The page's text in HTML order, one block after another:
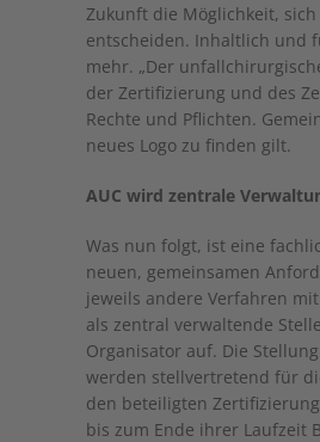
Zukunft die Möglichkeit,
entscheiden. Inhaltlich und
mehr. „Der
der Zertifizierung und des
Rechte und Pflichten.
neues Logo zu finden gilt.
AUC wird zentrale
Was nun folgt, ist eine
neuen, gemeinsamen
jeweils andere Verfahren
als zentral verwaltende
Organisator auf. Die
werden stellvertretend für
den beteiligten
bis zum Ende ihrer Laufzeit